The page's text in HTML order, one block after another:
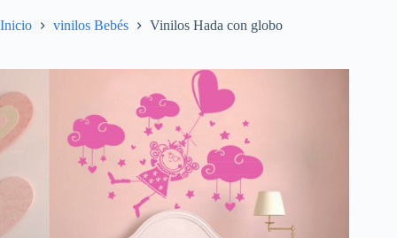
Inicio vinilos Bebés Vinilos Hada con globo